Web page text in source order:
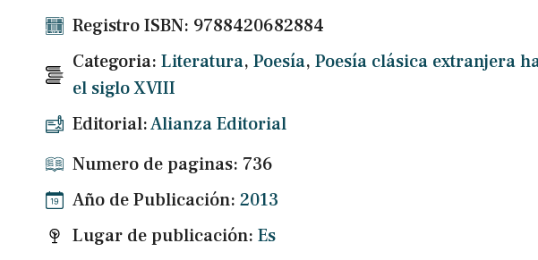
Registro ISBN: 9788420682884
Categoria: Literatura, Poesía, Poesía clásica extranjera
el siglo XVIII
Editorial:Alianza Editorial
Numero de paginas: 736
Año de Publicación: 2013
Lugar de publicación: Es